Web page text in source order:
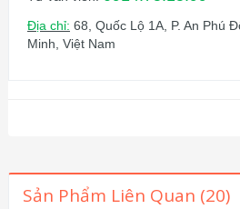
Địa chỉ: 68, Quốc Lộ 1A, P. An Phú
Minh, Việt Nam
Sản Phẩm Liên Quan (20)